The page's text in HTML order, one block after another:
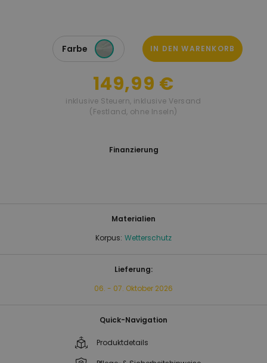
Farbe IN DEN WARENKORB
149,99 €
inklusive Steuern, inklusive Versand
(Festland, ohne Inseln)
Materialien
Korpus: Wetterschutz
Lieferung:
06. - 07. Oktober 2026
Quick-Navigation
Produktdetails
Finanzierung